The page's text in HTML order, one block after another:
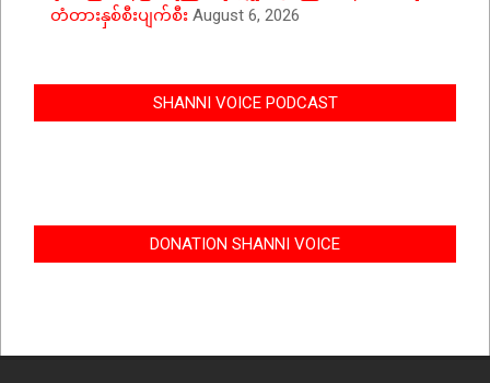
တံတားနှစ်စီးပျက်စီး August 6, 2026
SHANNI VOICE PODCAST
DONATION SHANNI VOICE